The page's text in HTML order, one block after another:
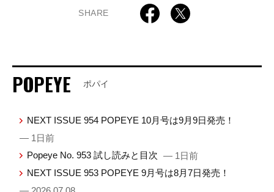
SHARE
POPEYE ポパイ
NEXT ISSUE 954 POPEYE 10月号は9月9日発売！
— 1日前
Popeye No. 953 試し読みと目次 — 1日前
NEXT ISSUE 953 POPEYE 9月号は8月7日発売！